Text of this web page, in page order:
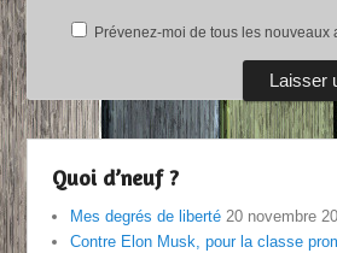
Prévenez-moi de tous les nouveaux
Quoi d’neuf ?
Mes degrés de liberté 20 novembre
Contre Elon Musk, pour la classe